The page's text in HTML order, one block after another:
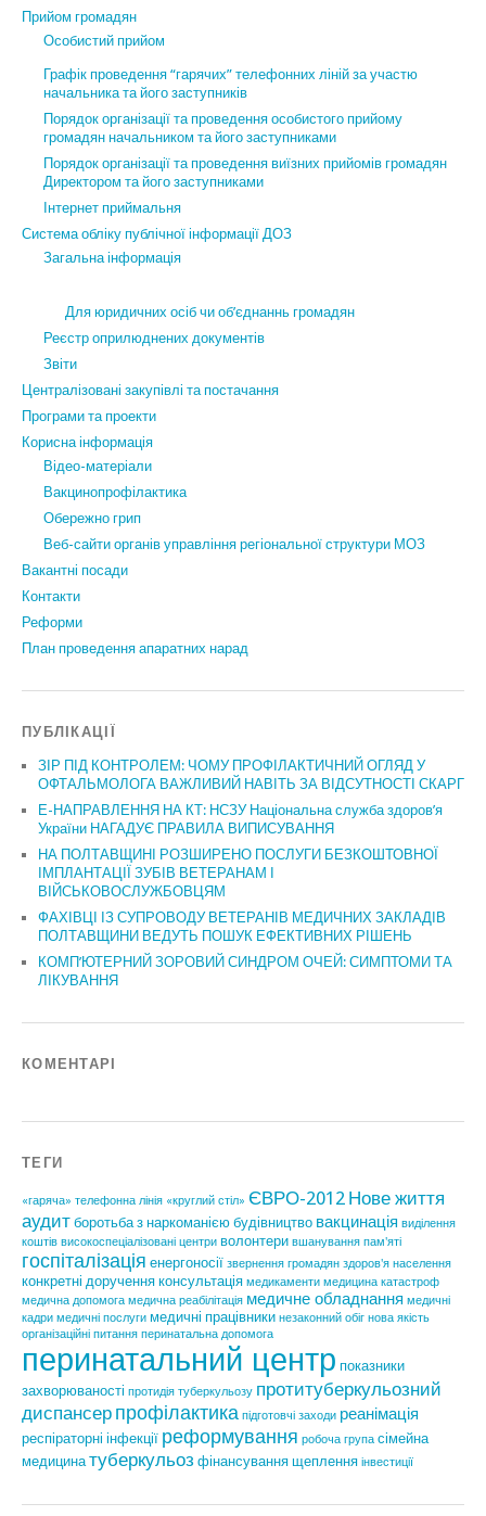
Прийом громадян
Особистий прийом
Графік проведення “гарячих” телефонних ліній за участю
начальника та його заступників
Порядок організації та проведення особистого прийому
громадян начальником та його заступниками
Порядок організації та проведення виїзних прийомів громадян
Директором та його заступниками
Інтернет приймальня
Система обліку публічної інформації ДОЗ
Загальна інформація
Для юридичних осіб чи об’єднаннь громадян
Реєстр оприлюднених документів
Звіти
Централізовані закупівлі та постачання
Програми та проекти
Корисна інформація
Відео-матеріали
Вакцинопрофілактика
Обережно грип
Веб-сайти органів управління регіональної структури МОЗ
Вакантні посади
Контакти
Реформи
План проведення апаратних нарад
ПУБЛІКАЦІЇ
ЗІР ПІД КОНТРОЛЕМ: ЧОМУ ПРОФІЛАКТИЧНИЙ ОГЛЯД У
ОФТАЛЬМОЛОГА ВАЖЛИВИЙ НАВІТЬ ЗА ВІДСУТНОСТІ СКАРГ
Е-НАПРАВЛЕННЯ НА КТ: НСЗУ Національна служба здоров’я
України НАГАДУЄ ПРАВИЛА ВИПИСУВАННЯ
НА ПОЛТАВЩИНІ РОЗШИРЕНО ПОСЛУГИ БЕЗКОШТОВНОЇ
ІМПЛАНТАЦІЇ ЗУБІВ ВЕТЕРАНАМ І
ВІЙСЬКОВОСЛУЖБОВЦЯМ
ФАХІВЦІ ІЗ СУПРОВОДУ ВЕТЕРАНІВ МЕДИЧНИХ ЗАКЛАДІВ
ПОЛТАВЩИНИ ВЕДУТЬ ПОШУК ЕФЕКТИВНИХ РІШЕНЬ
КОМП’ЮТЕРНИЙ ЗОРОВИЙ СИНДРОМ ОЧЕЙ: СИМПТОМИ ТА
ЛІКУВАННЯ
КОМЕНТАРІ
ТЕГИ
«гаряча» телефонна лінія «круглий стіл» ЄВРО-2012 Нове життя
аудит боротьба з наркоманією будівництво вакцинація виділення
коштів високоспеціалізовані центри волонтери вшанування пам'яті
госпіталізація енергоносії звернення громадян здоров'я населення
конкретні доручення консультація медикаменти медицина катастроф
медична допомога медична реабілітація медичне обладнання медичні
кадри медичні послуги медичні працівники незаконний обіг нова якість
організаційні питання перинатальна допомога
перинатальний центр показники
захворюваності протидія туберкульозу протитуберкульозний
диспансер профілактика підготовчі заходи реанімація
респіраторні інфекції реформування робоча група сімейна
медицина туберкульоз фінансування щеплення інвестиції